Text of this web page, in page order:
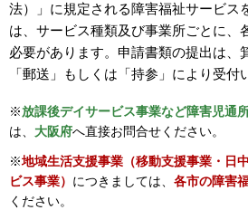
法）」に規定される障害福祉サービス
は、サービス種類及び事業所ごとに、
必要があります。申請書類の提出は、
「郵送」もしくは「持参」により受付
※放課後デイサービス事業など障害児通
は、 大阪府へ直接お問合せください。
※地域生活支援事業（移動支援事業・日
ビス事業） につきましては、 各市の障害
ください。